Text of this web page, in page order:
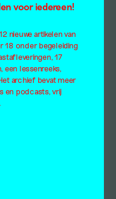
voor iedereen!
nieuwe artikelen van
18 onder begeleiding
17
een lessenreeks,
archief bevat meer
en podcasts, vrij